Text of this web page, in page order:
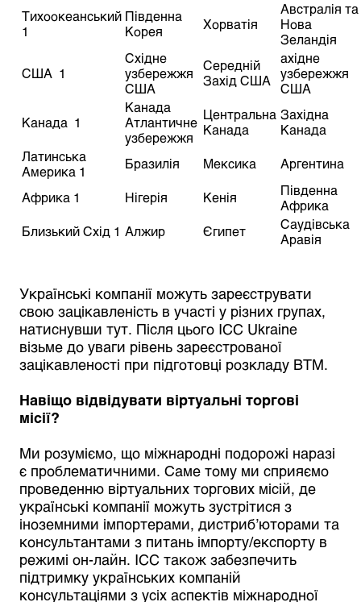
Тихоокеанський
1
Південна
Корея
Хорватія
Австралія та
Нова
Зеландія
США 1
Східне
узбережжя
США
Середній
Захід США
ахідне
узбережжя
США
Канада 1
Канада
Атлантичне
узбережжя
Центральна
Канада
Західна
Канада
Латинська
Америка 1
Бразилія Мексика Аргентина
Африка 1 Нігерія Кенія
Південна
Африка
Близький Схід 1 Алжир Єгипет
Саудівська
Аравія
Українські компанії можуть зареєструвати
свою зацікавленість в участі у різних групах,
натиснувши тут. Після цього ICC Ukraine
візьме до уваги рівень зареєстрованої
зацікавленості при підготовці розкладу ВТМ.
Навіщо відвідувати віртуальні торгові
місії?
Ми розуміємо, що міжнародні подорожі наразі
є проблематичними. Саме тому ми сприяємо
проведенню віртуальних торгових місій, де
українські компанії можуть зустрітися з
іноземними імпортерами, дистриб’юторами та
консультантами з питань імпорту/експорту в
режимі он-лайн. ICC також забезпечить
підтримку українських компаній
консультаціями з усіх аспектів міжнародної